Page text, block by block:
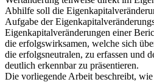
Abhilfe soll die
Aufgabe der
Eigenkapitalveränderungen einer
die erfolgswirksamen, welche sich
die erfolgsneutralen, zu erfassen und
deutlich erkennbar zu präsentieren.
Die vorliegende Arbeit beschreibt,